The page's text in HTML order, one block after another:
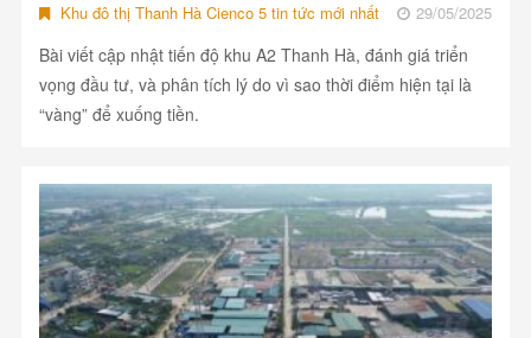
Khu đô thị Thanh Hà Cienco 5 tin tức mới nhất 29/05/2025
Bài viết cập nhật tiến độ khu A2 Thanh Hà, đánh giá triển
vọng đầu tư, và phân tích lý do vì sao thời điểm hiện tại là
“vàng” để xuống tiền.